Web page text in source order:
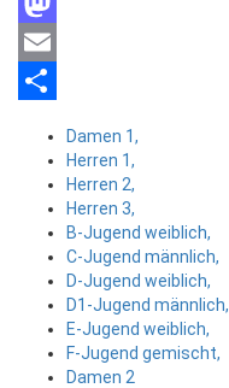
Mastodon
Email
Damen 1,
Herren 1,
Herren 2,
Herren 3,
B-Jugend weiblich,
C-Jugend männlich,
D-Jugend weiblich,
D1-Jugend männlich,
E-Jugend weiblich,
F-Jugend gemischt,
Damen 2